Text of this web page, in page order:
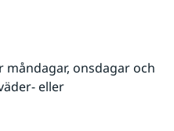
onsdagar och
eller